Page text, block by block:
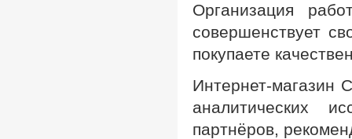
Организация
совершенствует
покупаете
Интернет-магазин
аналитических
партнёров,